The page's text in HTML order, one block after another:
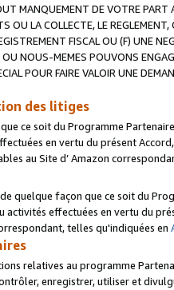
MANQUEMENT DE VOTRE
OU LA COLLECTE, LE
FISCAL OU (F) UNE
NOUS-MEMES POUVONS
POUR FAIRE VALOIR UNE
des litiges
ce soit du Programme
en vertu du présent
au Site d’ Amazon
quelque façon que ce soit du
activités effectuées en vertu du
telles qu'indiquées en
relatives au programme
enregistrer, utiliser et